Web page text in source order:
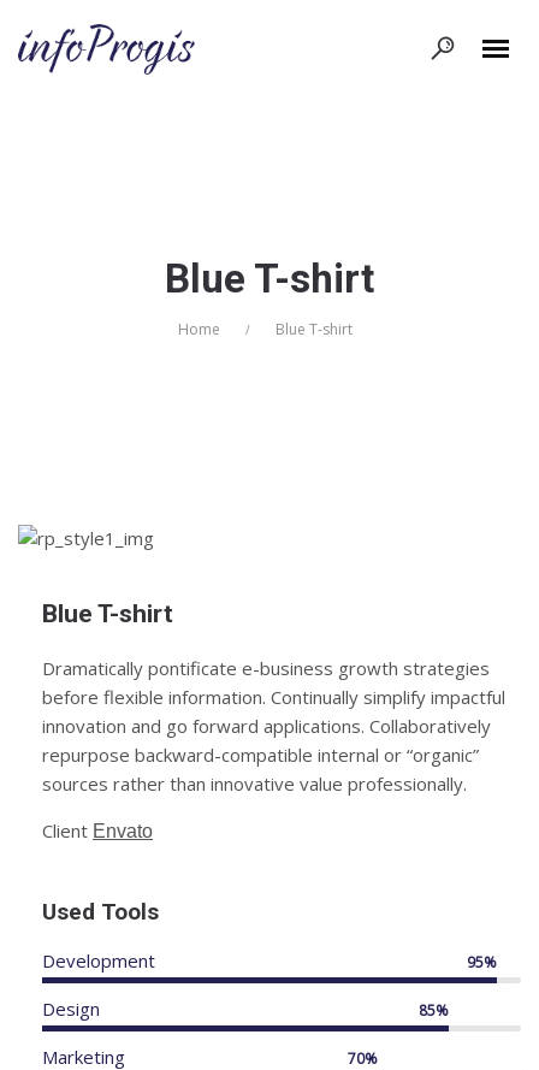
Blue T-shirt
Home / Blue T-shirt
Blue T-shirt
Dramatically pontificate e-business growth strategies
before flexible information. Continually simplify impactful
innovation and go forward applications. Collaboratively
repurpose backward-compatible internal or “organic”
sources rather than innovative value professionally.
Client Envato
Used Tools
Development 95%
Design 85%
Marketing 70%